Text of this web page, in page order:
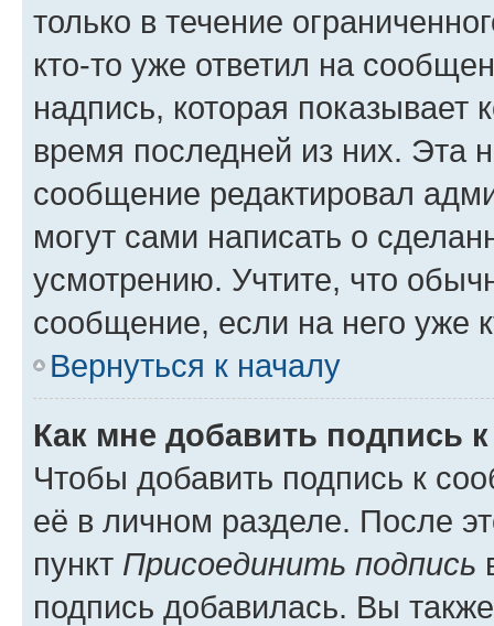
только в течение
кто-то уже ответил на
надпись, которая показывает
время последней из них. Эта
сообщение редактировал
могут сами написать о
усмотрению. Учтите, что
сообщение, если на него уже
Вернуться к началу
Как мне добавить подпись
Чтобы добавить подпись к
её в личном разделе. После
пункт Присоединить подпись
подпись добавилась. Вы